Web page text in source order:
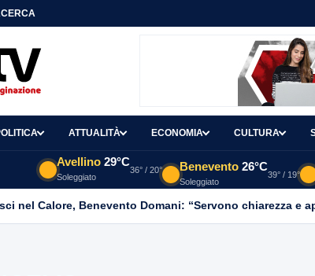
CERCA
ATTUALITÀ ECONOMIA CULTURA
Avellino 29°C
Soleggiato
36° / 20° Benevento 26°C
Soleggiato
39° / 19°
nel Calore, Benevento Domani: “Servono chiarezza e